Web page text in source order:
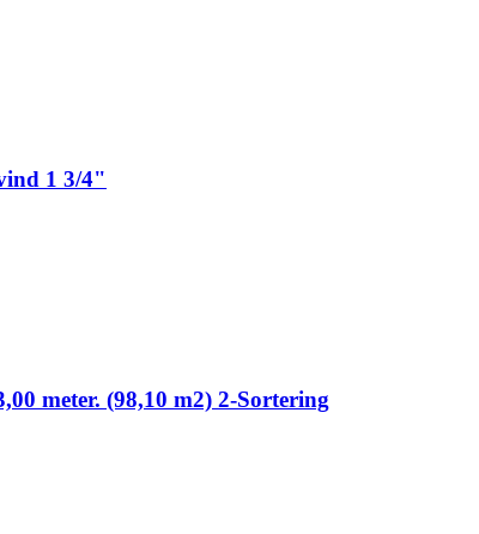
1 3/4"
meter. (98,10 m2) 2-Sortering